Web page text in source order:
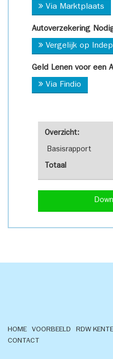
Overzicht:
Basisrapport
Totaal
Via Marktplaats
Autoverzekering
Vergelijk op
Geld Lenen voor een
Via Findio
HOME VOORBEELD RDW
CONTACT